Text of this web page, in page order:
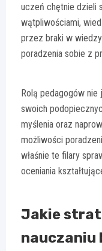
uczeń chętnie dzieli
wątpliwościami,
przez braki w
poradzenia sobie z
Rolą pedagogów
swoich
myślenia oraz
możliwości
właśnie te filary
oceniania
Jakie
nauczaniu